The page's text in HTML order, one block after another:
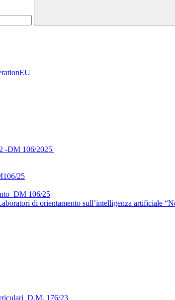
-DM 106/2025
25
106/25
di orientamento sull’intelligenza artificiale
176/23